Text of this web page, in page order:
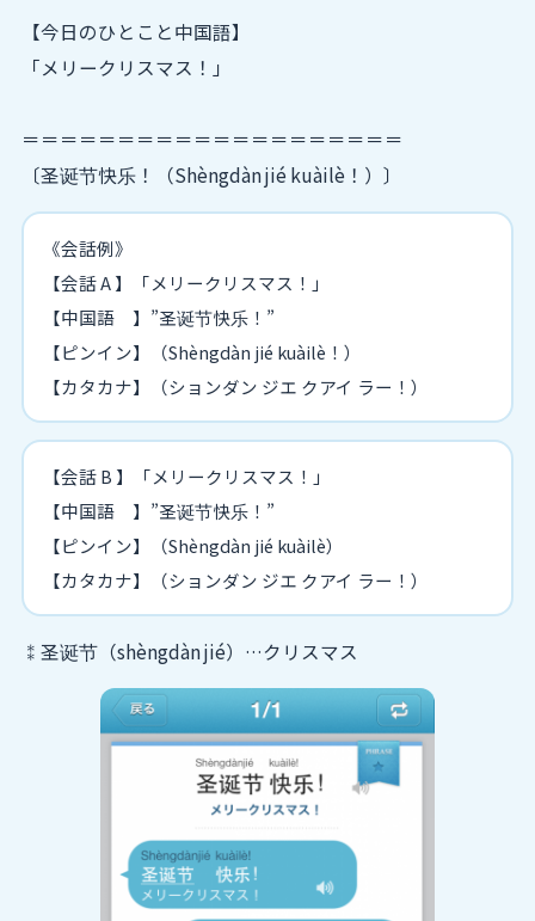
【今日のひとこと中国語】
「メリークリスマス！」
＝＝＝＝＝＝＝＝＝＝＝＝＝＝＝＝＝＝＝＝
〔圣诞节快乐！（Shèngdàn jié kuàilè！）〕
《会話例》
【会話 A 】「メリークリスマス！」
【中国語 】”圣诞节快乐！”
【ピンイン】（Shèngdàn jié kuàilè！）
【カタカナ】（ションダン ジエ クアイ ラー！）
【会話 B 】「メリークリスマス！」
【中国語 】”圣诞节快乐！”
【ピンイン】（Shèngdàn jié kuàilè）
【カタカナ】（ションダン ジエ クアイ ラー！）
⁑圣诞节（shèngdàn jié）…クリスマス